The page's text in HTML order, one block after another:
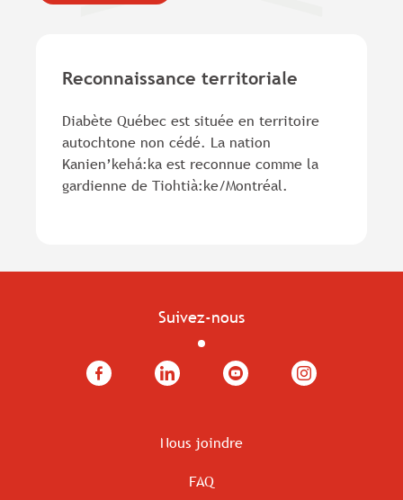
Reconnaissance territoriale
Diabète Québec est située en territoire
autochtone non cédé. La nation
Kanien’kehá:ka est reconnue comme la
gardienne de Tiohtià:ke/Montréal.
Suivez-nous
Facebook LinkedIn YouTube Instagram
Nous joindre
FAQ